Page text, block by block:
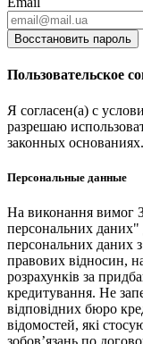
Восстановить пароль
Пользовательское
Я согласен(а) с
разрешаю
законных основаниях.
Персональные данные
На виконання вимог
персональних даних"
персональних даних з
правових відносин,
розрахунків за
кредитування. Не
відповідних бюро
відомостей, які
зобов’язань по